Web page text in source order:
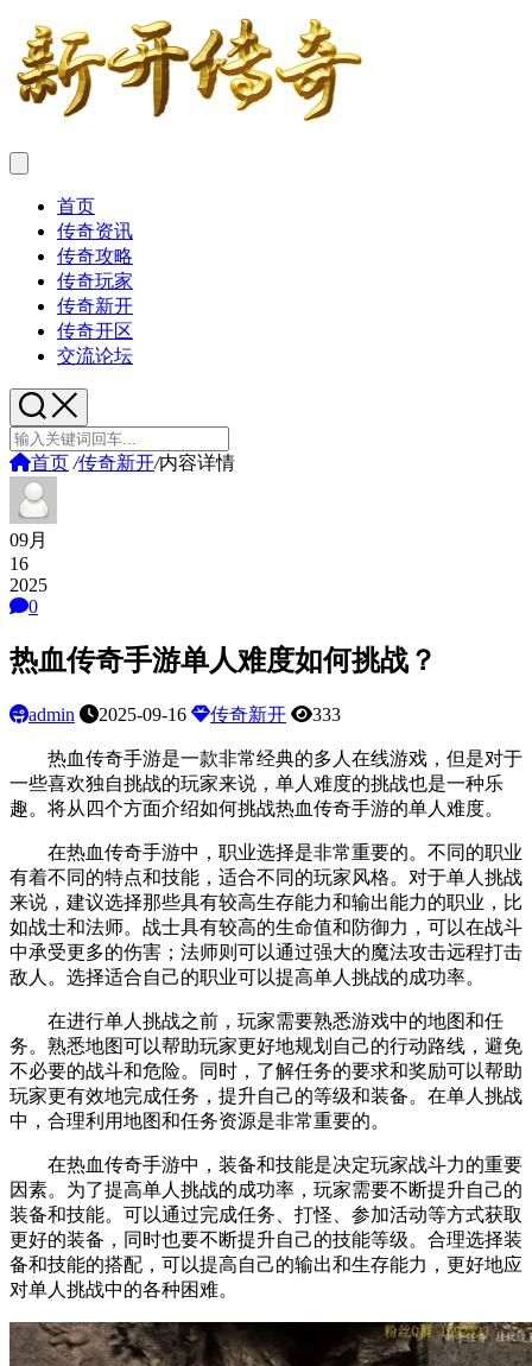
首页
传奇资讯
传奇攻略
传奇玩家
传奇新开
传奇开区
交流论坛
首页 /传奇新开/内容详情
09月
16
2025
0
热血传奇手游单人难度如何挑战？
admin 2025-09-16 传奇新开 333
热血传奇手游是一款非常经典的多人在线游戏，但是对于
一些喜欢独自挑战的玩家来说，单人难度的挑战也是一种乐
趣。将从四个方面介绍如何挑战热血传奇手游的单人难度。
在热血传奇手游中，职业选择是非常重要的。不同的职业
有着不同的特点和技能，适合不同的玩家风格。对于单人挑战
来说，建议选择那些具有较高生存能力和输出能力的职业，比
如战士和法师。战士具有较高的生命值和防御力，可以在战斗
中承受更多的伤害；法师则可以通过强大的魔法攻击远程打击
敌人。选择适合自己的职业可以提高单人挑战的成功率。
在进行单人挑战之前，玩家需要熟悉游戏中的地图和任
务。熟悉地图可以帮助玩家更好地规划自己的行动路线，避免
不必要的战斗和危险。同时，了解任务的要求和奖励可以帮助
玩家更有效地完成任务，提升自己的等级和装备。在单人挑战
中，合理利用地图和任务资源是非常重要的。
在热血传奇手游中，装备和技能是决定玩家战斗力的重要
因素。为了提高单人挑战的成功率，玩家需要不断提升自己的
装备和技能。可以通过完成任务、打怪、参加活动等方式获取
更好的装备，同时也要不断提升自己的技能等级。合理选择装
备和技能的搭配，可以提高自己的输出和生存能力，更好地应
对单人挑战中的各种困难。